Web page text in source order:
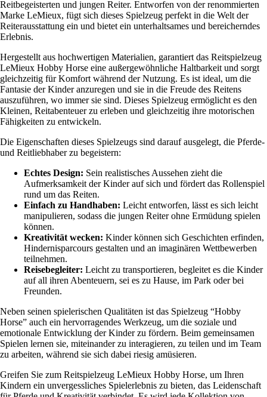
Reitbegeisterten und jungen Reiter. Entworfen von der renommierten
Marke LeMieux, fügt sich dieses Spielzeug perfekt in die Welt der
Reiterausstattung ein und bietet ein unterhaltsames und bereicherndes
Erlebnis.
Hergestellt aus hochwertigen Materialien, garantiert das Reitspielzeug
LeMieux Hobby Horse eine außergewöhnliche Haltbarkeit und sorgt
gleichzeitig für Komfort während der Nutzung. Es ist ideal, um die
Fantasie der Kinder anzuregen und sie in die Freude des Reitens
auszuführen, wo immer sie sind. Dieses Spielzeug ermöglicht es den
Kleinen, Reitabenteuer zu erleben und gleichzeitig ihre motorischen
Fähigkeiten zu entwickeln.
Die Eigenschaften dieses Spielzeugs sind darauf ausgelegt, die Pferde-
und Reitliebhaber zu begeistern:
Echtes Design: Sein realistisches Aussehen zieht die
Aufmerksamkeit der Kinder auf sich und fördert das Rollenspiel
rund um das Reiten.
Einfach zu Handhaben: Leicht entworfen, lässt es sich leicht
manipulieren, sodass die jungen Reiter ohne Ermüdung spielen
können.
Kreativität wecken: Kinder können sich Geschichten erfinden,
Hindernisparcours gestalten und an imaginären Wettbewerben
teilnehmen.
Reisebegleiter: Leicht zu transportieren, begleitet es die Kinder
auf all ihren Abenteuern, sei es zu Hause, im Park oder bei
Freunden.
Neben seinen spielerischen Qualitäten ist das Spielzeug “Hobby
Horse” auch ein hervorragendes Werkzeug, um die soziale und
emotionale Entwicklung der Kinder zu fördern. Beim gemeinsamen
Spielen lernen sie, miteinander zu interagieren, zu teilen und im Team
zu arbeiten, während sie sich dabei riesig amüsieren.
Greifen Sie zum Reitspielzeug LeMieux Hobby Horse, um Ihren
Kindern ein unvergessliches Spielerlebnis zu bieten, das Leidenschaft